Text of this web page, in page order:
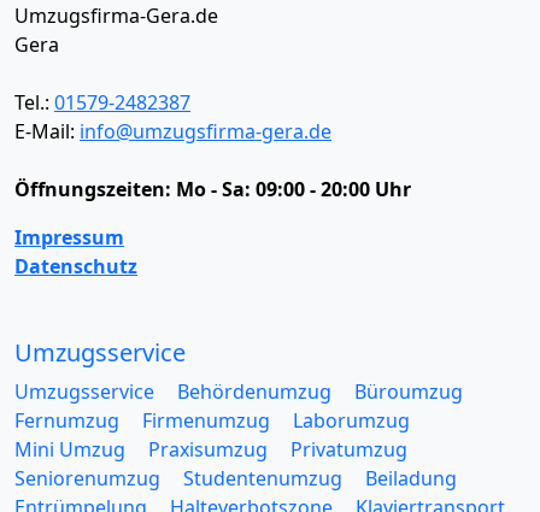
Umzugsfirma-Gera.de
Gera
Tel.: 01579-2482387
E-Mail: info@umzugsfirma-gera.de
Öffnungszeiten: Mo - Sa: 09:00 - 20:00 Uhr
Impressum
Datenschutz
Umzugsservice
Umzugsservice Behördenumzug
Büroumzug
Fernumzug
Firmenumzug
Laborumzug
Mini Umzug
Praxisumzug
Privatumzug
Seniorenumzug
Studentenumzug
Beiladung
Entrümpelung
Halteverbotszone
Klaviertransport